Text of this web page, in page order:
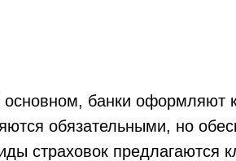
основном, банки оформляют
обязательными, но
страховок предлагаются